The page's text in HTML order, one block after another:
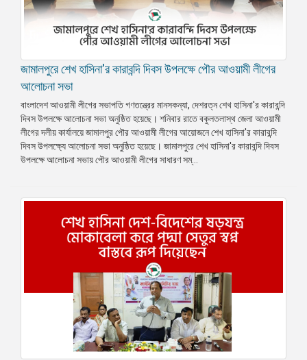
নির্বাচনী
জামালপুরে শেখ হাসিনা'র কারাবন্দি দিবস উপলক্ষে পৌর আওয়ামী লীগের
আলোচনা সভা
বাংলাদেশ আওয়ামী লীগের সভাপতি গণতন্ত্রের মানসকন্যা, দেশরত্ন শেখ হাসিনা'র কারাবন্দি
দিবস উপলক্ষে আলোচনা সভা অনুষ্ঠিত হয়েছে। শনিবার রাতে বকুলতলাস্থ জেলা আওয়ামী
লীগের দলীয় কার্যালয়ে জামালপুর পৌর আওয়ামী লীগের আয়োজনে শেখ হাসিনা'র কারাবন্দি
দিবস উপলক্ষ্যে আলোচনা সভা অনুষ্ঠিত হয়েছে। জামালপুরে শেখ হাসিনা'র কারাবন্দি দিবস
উপলক্ষে আলোচনা সভায় পৌর আওয়ামী লীগের সাধারণ সম্...